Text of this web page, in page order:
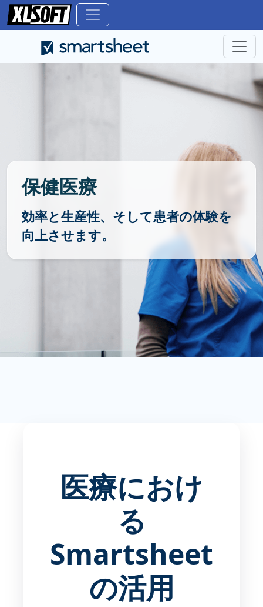
保健医療
効率と生産性、そして患者の体験を
向上させます。
医療におけ
る
Smartsheet
の活用